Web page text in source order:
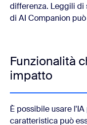
differenza. Leggili di
di AI Companion
Funzionalità
impatto
È possibile usare
caratteristica può